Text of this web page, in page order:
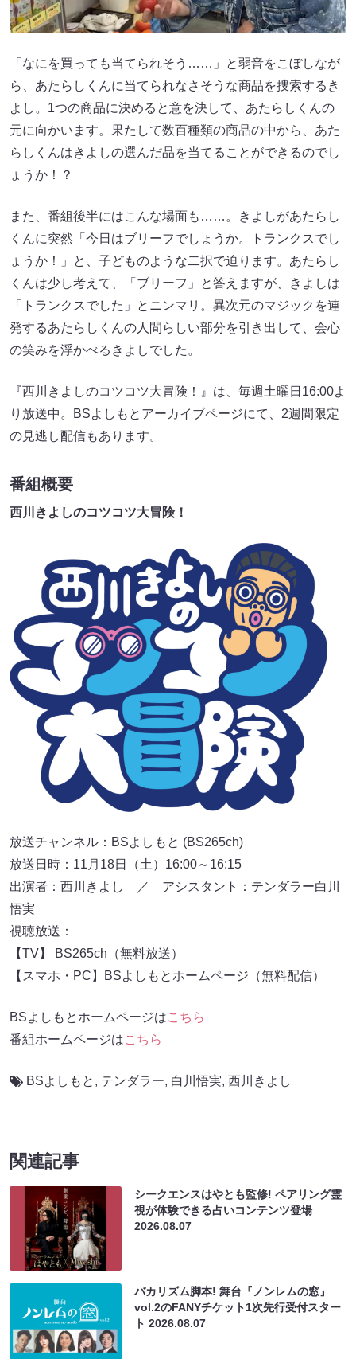
「なにを買っても当てられそう……」と弱音をこぼしなが
ら、あたらしくんに当てられなさそうな商品を捜索するき
よし。1つの商品に決めると意を決して、あたらしくんの
元に向かいます。果たして数百種類の商品の中から、あた
らしくんはきよしの選んだ品を当てることができるのでし
ょうか！？
また、番組後半にはこんな場面も……。きよしがあたらし
くんに突然「今日はブリーフでしょうか。トランクスでし
ょうか！」と、子どものような二択で迫ります。あたらし
くんは少し考えて、「ブリーフ」と答えますが、きよしは
「トランクスでした」とニンマリ。異次元のマジックを連
発するあたらしくんの人間らしい部分を引き出して、会心
の笑みを浮かべるきよしでした。
『西川きよしのコツコツ大冒険！』は、毎週土曜日16:00よ
り放送中。BSよしもとアーカイブページにて、2週間限定
の見逃し配信もあります。
番組概要
西川きよしのコツコツ大冒険！
放送チャンネル：BSよしもと (BS265ch)
放送日時：11月18日（土）16:00～16:15
出演者：西川きよし ／ アシスタント：テンダラー白川
悟実
視聴放送：
【TV】 BS265ch（無料放送）
【スマホ・PC】BSよしもとホームページ（無料配信）
BSよしもとホームページはこちら
番組ホームページはこちら
BSよしもと , テンダラー, 白川悟実, 西川きよし
関連記事
シークエンスはやとも監修! ペアリング霊
視が体験できる占いコンテンツ登場
2026.08.07
バカリズム脚本! 舞台『ノンレムの窓』
vol.2のFANYチケット1次先行受付スター
ト2026.08.07